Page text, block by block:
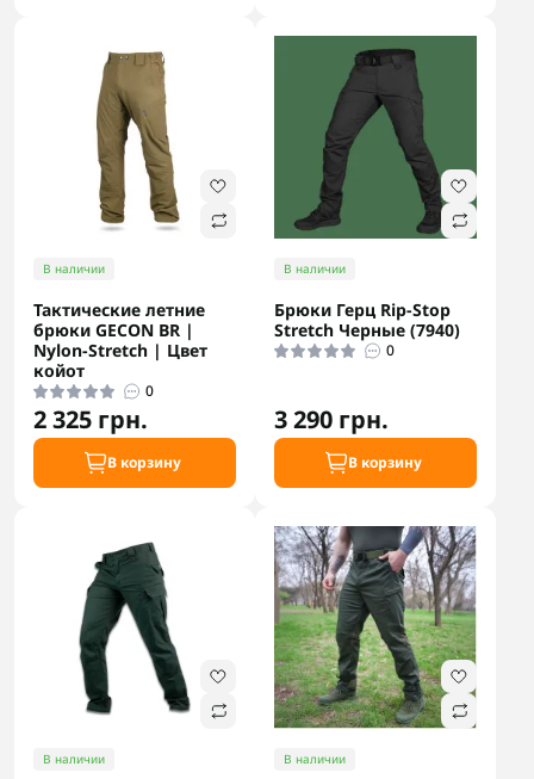
В наличии
Тактические летние
брюки GECON BR |
Nylon-Stretch | Цвет
койот
0
2 325 грн.
В корзину
В наличии
Брюки Герц Rip-Stop
Stretch Черные (7940)
0
3 290 грн.
В корзину
В наличии В наличии